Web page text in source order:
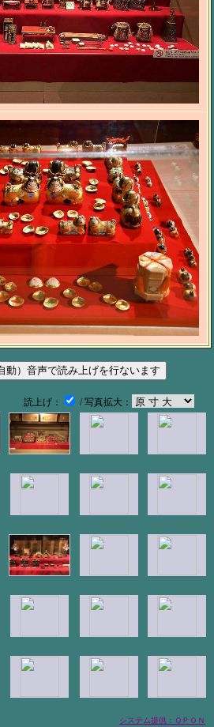
読上げ： / 写真拡大：
システム提供：ＱＰＯＮ